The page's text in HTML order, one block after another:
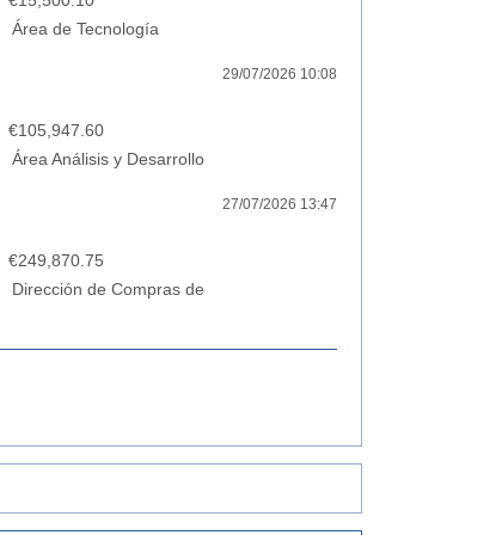
Área de Tecnología
29/07/2026 10:08
€105,947.60
Área Análisis y Desarrollo
27/07/2026 13:47
€249,870.75
Dirección de Compras de